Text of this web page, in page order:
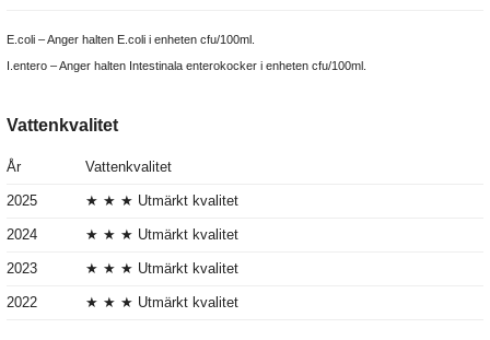
E.coli – Anger halten E.coli i enheten cfu/100ml.
I.entero – Anger halten Intestinala enterokocker i enheten cfu/100ml.
Vattenkvalitet
År Vattenkvalitet
2025 ★ ★ ★ Utmärkt kvalitet
2024 ★ ★ ★ Utmärkt kvalitet
2023 ★ ★ ★ Utmärkt kvalitet
2022 ★ ★ ★ Utmärkt kvalitet